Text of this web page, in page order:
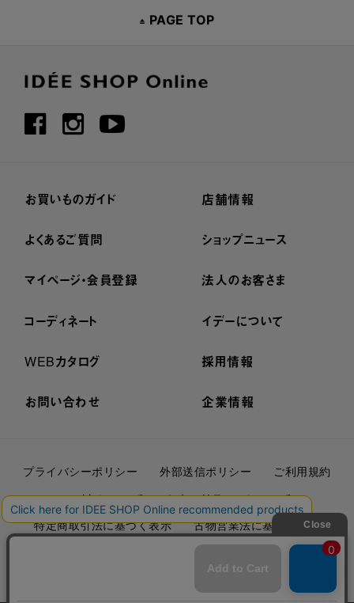
PAGE TOP
お買いものガイド
よくあるご質問
マイページ・会員登録
コーディネート
WEBカタログ
お問い合わせ
店舗情報
ショップニュース
法人のお客さま
イデーについて
採用情報
企業情報
プライバシーポリシー 外部送信ポリシー
ご利用規約
cookieについて
セキュリティーについて
特定商取引法に基づく表示
古物営業法に基づく表示